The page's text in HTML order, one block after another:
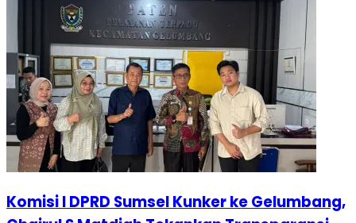
​Komisi I DPRD Sumsel Kunker ke Gelumbang,